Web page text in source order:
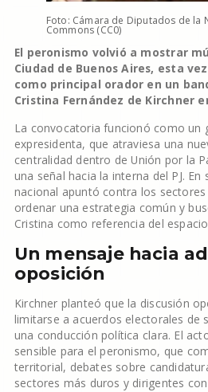
Foto: Cámara de Diputados de la
Commons (CC0)
El peronismo volvió a mostrar
Ciudad de Buenos Aires, esta
como principal orador en un
Cristina Fernández de Kirchner
La convocatoria funcionó como un
expresidenta, que atraviesa una
centralidad dentro de Unión por la
una señal hacia la interna del PJ.
nacional apuntó contra los
ordenar una estrategia común y
Cristina como referencia del
Un mensaje hacia
oposición
Kirchner planteó que la discusión
limitarse a acuerdos electorales de
una conducción política clara. El
sensible para el peronismo, que
territorial, debates sobre
sectores más duros y dirigentes